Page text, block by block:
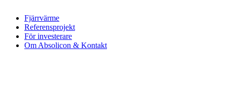
Fjärrvärme
Referensprojekt
För investerare
Om Absolicon & Kontakt